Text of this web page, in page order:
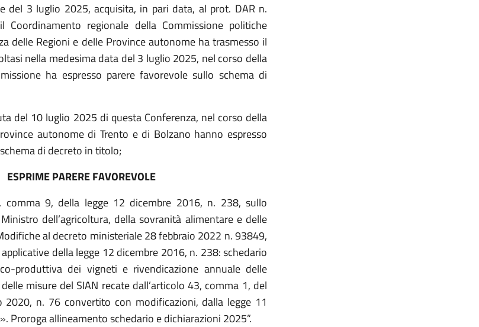
del 3 luglio 2025, acquisita, in pari data, al prot. DAR n.
regionale della Commissione politiche
delle Regioni e delle Province autonome ha trasmesso il
nella medesima data del 3 luglio 2025, nel corso della
ha espresso parere favorevole sullo schema di
del 10 luglio 2025 di questa Conferenza, nel corso della
autonome di Trento e di Bolzano hanno espresso
di decreto in titolo;
ESPRIME PARERE FAVOREVOLE
comma 9, della legge 12 dicembre 2016, n. 238, sullo
dell’agricoltura, della sovranità alimentare e delle
al decreto ministeriale 28 febbraio 2022 n. 93849,
della legge 12 dicembre 2016, n. 238: schedario
produttiva dei vigneti e rivendicazione annuale delle
misure del SIAN recate dall’articolo 43, comma 1, del
2020, n. 76 convertito con modificazioni, dalla legge 11
Proroga allineamento schedario e dichiarazioni 2025”.